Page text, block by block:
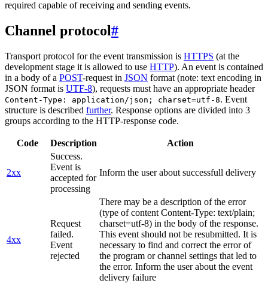
required capable of receiving and sending events.
Channel protocol#
Transport protocol for the event transmission is HTTPS (at the
development stage it is allowed to use HTTP). An event is contained
in a body of a POST-request in JSON format (note: text encoding in
JSON format is UTF-8), requests must have an appropriate header
Content-Type: application/json; charset=utf-8. Event
structure is described further. Response options are divided into 3
groups according to the HTTP-response code.
Code Description Action
2xx
Success.
Event is
accepted for
processing
Inform the user about successfull delivery
4xx
Request
failed.
Event
rejected
There may be a description of the error
(type of content Content-Type: text/plain;
charset=utf-8) in the body of the response.
This event should not be resubmitted. It is
necessary to find and correct the error of
the program or channel settings that led to
the error. Inform the user about the event
delivery failure